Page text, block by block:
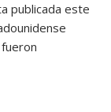
publicada este